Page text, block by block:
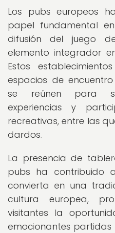
Los pubs europeos
papel fundamental
difusión del juego
elemento integrador
Estos
espacios de
se reúnen para
experiencias y
recreativas, entre las
dardos.
La presencia de
pubs ha contribuido
convierta en una
cultura europea,
visitantes la
emocionantes